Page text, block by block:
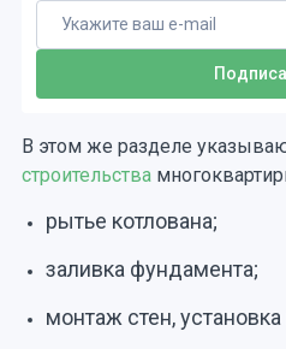
В этом же разделе
строительства
рытье котлована;
заливка фундамента;
монтаж стен,